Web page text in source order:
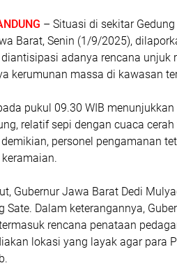
– Situasi di sekitar
Barat, Senin (1/9/2025),
adanya rencana unjuk
kerumunan massa di kawasan
pukul 09.30 WIB
relatif sepi dengan cuaca
personel pengamanan
Gubernur Jawa Barat Dedi
Sate. Dalam keterangannya,
rencana penataan
lokasi yang layak agar para